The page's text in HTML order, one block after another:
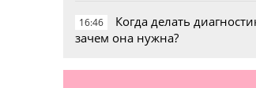
16:46
Когда делать
зачем она нужна?